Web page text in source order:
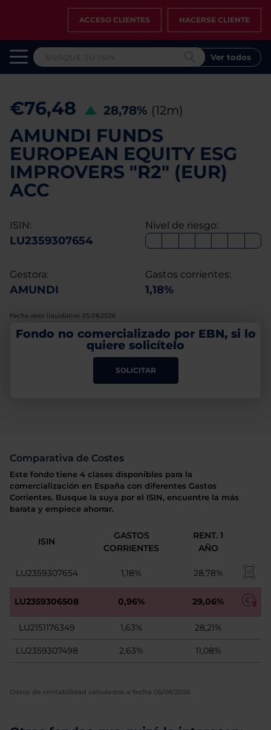
ACCESO CLIENTES HACERSE CLIENTE
Ver todos
€76,48 28,78% (12m)
AMUNDI FUNDS
EUROPEAN EQUITY ESG
IMPROVERS "R2" (EUR)
ACC
ISIN:
LU2359307654
Nivel de riesgo:
Gestora:
AMUNDI
Gastos corrientes:
1,18%
Fecha valor liquidativo: 05.08.2026
Fondo no comercializado por EBN, si lo
quiere solicítelo
SOLICITAR
Comparativa de Costes
Este fondo tiene 4 clases disponibles para la
comercialización en España con diferentes Gastos
Corrientes. Busque la suya por el ISIN, encuentre la más
barata y empiece ahorrar.
ISIN
GASTOS
CORRIENTES
RENT. 1
AÑO
LU2359307654 1,18% 28,78%
LU2359306508 0,96% 29,06%
LU2151176349 1,63% 28,21%
LU2359307498 2,63% 11,08%
Datos de rentabilidad calculados a fecha 05/08/2026